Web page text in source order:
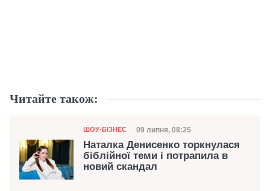
Читайте також:
Категорія
ШОУ-БІЗНЕС Дата публікації
09 липня, 08:25
Наталка Денисенко торкнулася
біблійної теми і потрапила в
новий скандал